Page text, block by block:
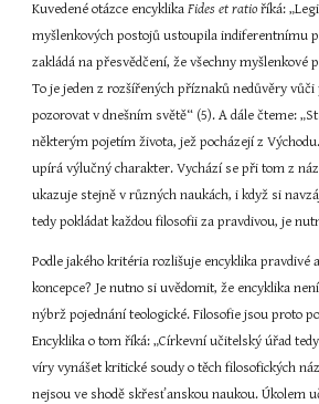
Kuvedené otázce encyklika Fides et ratio říká:
myšlenkových postojů ustoupila indiferentnímu
zakládá na přesvědčení, že všechny myšlenkové
To je jeden z rozšířených příznaků nedůvěry
pozorovat v dnešním světě“ (5). A dále čteme:
některým pojetím života, jež pocházejí z
upírá výlučný charakter. Vychází se při tom z
ukazuje stejně v různých naukách, i když si
tedy pokládat každou filosofii za pravdivou, je
Podle jakého kritéria rozlišuje encyklika pravdivé
koncepce? Je nutno si uvědomit, že encyklika
nýbrž pojednání teologické. Filosofie jsou proto
Encyklika o tom říká: „Církevní učitelský úřad
víry vynášet kritické soudy o těch filosofických
nejsou ve shodě skřesťanskou naukou. Úkolem